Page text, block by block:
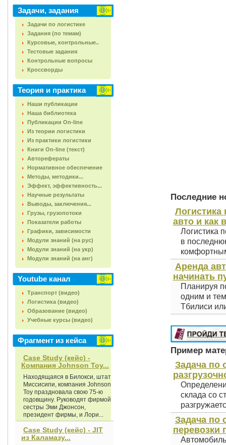
Задачи, задания
Задачи по логистике
Задания (по темам)
Курсовые, контрольные..
Тестовые задания
Контрольные вопросы
Кроссворды
Теория и практика
Наши публикации
Наша библиотека
Публикации On-line
Из теории логистики
Из практики логистики
Книги On-line (текст)
Авторефераты
Нормативное обеспечение
Методы, методики...
Эффект, эффективность...
Научные результаты
Выводы, заключения...
Грузы, грузопотоки
Показатели работы
Графики, зависимости
Модули знаний (на рус)
Модули знаний (на укр)
Модули знаний (на анг)
Youtube канал
Транспорт (видео)
Логистика (видео)
Образование (видео)
Учебные курсы (видео)
Фрагмент из кейса
Case Study (кейс) -
Компания Johnson Toy...
Находящаяся в Билокси, штат
Миссисипи, компания Johnson
Toy праздновала свою 75-ю
годовщину. Руководят фирмой
сестры Эми Джонсон,
президент фирмы, и Лори...
Case Study (кейс) - JIT
из Каламазу...
Последние
Логистика
авто и как
Логистика
в
Аренда
начинать
Планируя
одним и
Тбилиси
Пример
Задача по
склада со
Задача по
перевозки